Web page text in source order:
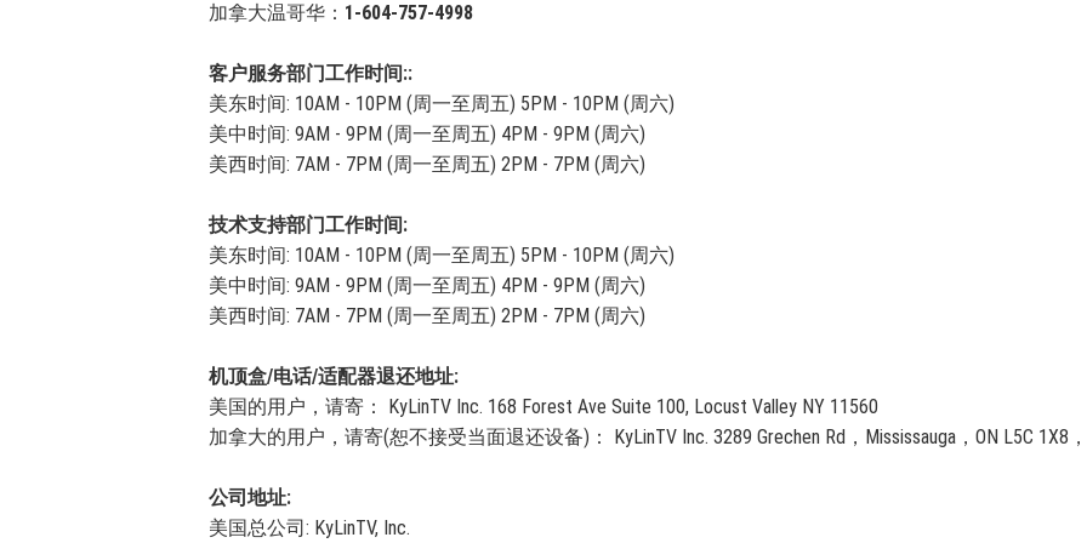
加拿大温哥华： 1-604-757-4998
客户服务部门工作时间::
美东时间: 10AM - 10PM (周一至周五) 5PM - 10PM (周六)
美中时间: 9AM - 9PM (周一至周五) 4PM - 9PM (周六)
美西时间: 7AM - 7PM (周一至周五) 2PM - 7PM (周六)
技术支持部门工作时间:
美东时间: 10AM - 10PM (周一至周五) 5PM - 10PM (周六)
美中时间: 9AM - 9PM (周一至周五) 4PM - 9PM (周六)
美西时间: 7AM - 7PM (周一至周五) 2PM - 7PM (周六)
机顶盒/电话/适配器退还地址:
美国的用户，请寄： KyLinTV Inc. 168 Forest Ave Suite 100, Locust Valley NY 11560
加拿大的用户，请寄(恕不接受当面退还设备)： KyLinTV Inc. 3289 Grechen Rd，Mississauga，ON L5C 1X8，
公司地址:
美国总公司: KyLinTV, Inc.